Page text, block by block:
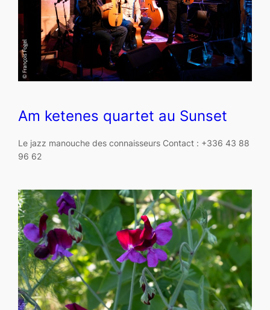
Am ketenes quartet au Sunset
Le jazz manouche des connaisseurs Contact : +336 43 88
96 62